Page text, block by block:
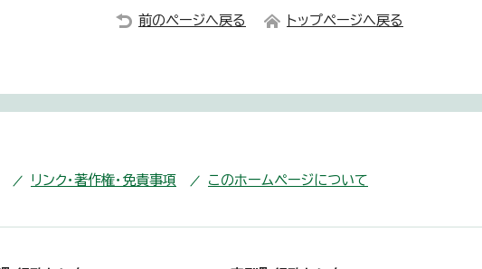
前のページへ戻る トップページへ戻る
リンク・著作権・免責事項 このホームページについて